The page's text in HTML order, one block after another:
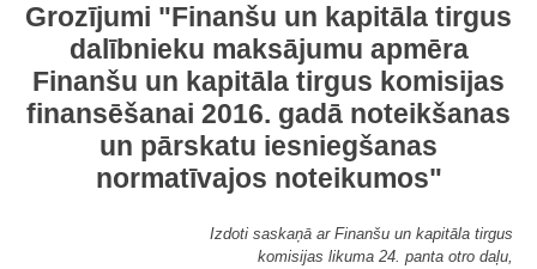
Grozījumi "Finanšu un kapitāla tirgus
dalībnieku maksājumu apmēra
Finanšu un kapitāla tirgus komisijas
finansēšanai 2016. gadā noteikšanas
un pārskatu iesniegšanas
normatīvajos noteikumos"
Izdoti saskaņā ar Finanšu un kapitāla tirgus
komisijas likuma 24. panta otro daļu,